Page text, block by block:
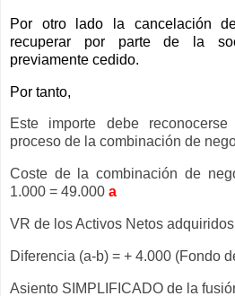
Por otro lado la cancelación
recuperar por parte de la
previamente cedido.
Por tanto,
Este importe debe
proceso de la combinación de
Coste de la combinación de
1.000 = 49.000 a
VR de los Activos Netos
Diferencia (a-b) = + 4.000 (Fondo
Asiento SIMPLIFICADO de la